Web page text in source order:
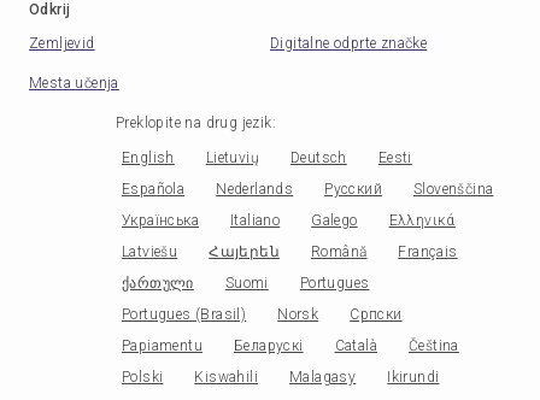
Odkrij
Zemljevid
Digitalne odprte značke
Mesta učenja
Preklopite na drug jezik:
English Lietuvių Deutsch
Eesti
Española
Nederlands Русский
Slovenščina
Українська
Italiano Galego
Ελληνικά
Latviešu
Հայերեն Română
Français
ქართული
Suomi
Portugues
Portugues (Brasil)
Norsk
Српски
Papiamentu
Беларускі Català
Čeština
Polski
Kiswahili Malagasy Ikirundi